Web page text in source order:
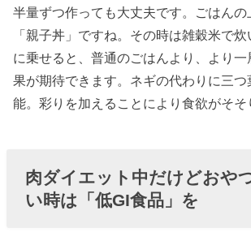
半量ずつ作っても大丈夫です。ごはん
「親子丼」ですね。その時は雑穀米で
に乗せると、普通のごはんより、より一
果が期待できます。ネギの代わりに三
能。彩りを加えることにより食欲がそそ
肉ダイエット中だけどおや
い時は「低GI食品」を